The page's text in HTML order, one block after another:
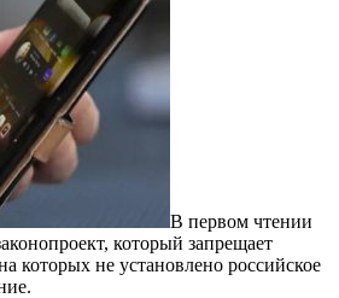
В первом чтении
который запрещает
которых не установлено российское